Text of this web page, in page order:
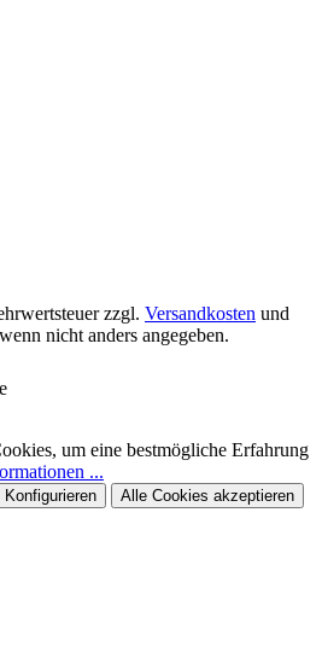
zzgl. Versandkosten und
nicht anders angegeben.
um eine bestmögliche Erfahrung
...
Konfigurieren Alle Cookies akzeptieren